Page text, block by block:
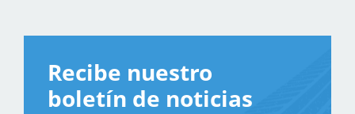
Recibe nuestro
boletín de noticias